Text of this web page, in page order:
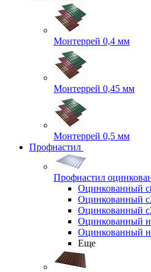
Монтеррей 0,4 мм
Монтеррей 0,45 мм
Монтеррей 0,5 мм
Профнастил
Профнастил
Оцинкованный
Оцинкованный
Оцинкованный
Оцинкованный
Оцинкованный
Еще